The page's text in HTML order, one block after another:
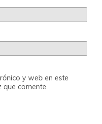
y web en este
comente.